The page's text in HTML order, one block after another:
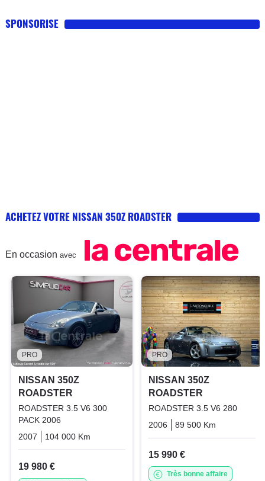
SPONSORISE
ACHETEZ VOTRE NISSAN 350Z ROADSTER
En occasion avec
PRO
NISSAN 350Z
ROADSTER
ROADSTER 3.5 V6 300
PACK 2006
2007
104 000 Km Essence
19 980 €
PRO
NISSAN 350Z
ROADSTER
ROADSTER 3.5 V6 280
2006
89 500 Km
15 990 €
Très bonne affaire